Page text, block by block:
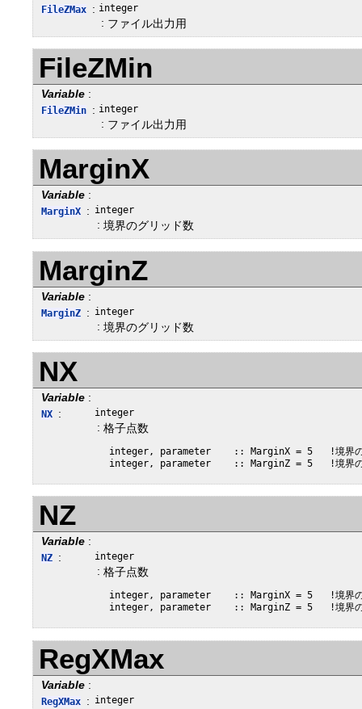
FileZMax : integer
: ファイル出力用
FileZMin
Variable :
FileZMin : integer
: ファイル出力用
MarginX
Variable :
MarginX : integer
: 境界のグリッド数
MarginZ
Variable :
MarginZ : integer
: 境界のグリッド数
NX
Variable :
NX : integer
: 格子点数
integer, parameter    :: MarginX = 5   !境界の
NZ
Variable :
NZ : integer
: 格子点数
integer, parameter    :: MarginX = 5   !境界の
RegXMax
Variable :
RegXMax : integer